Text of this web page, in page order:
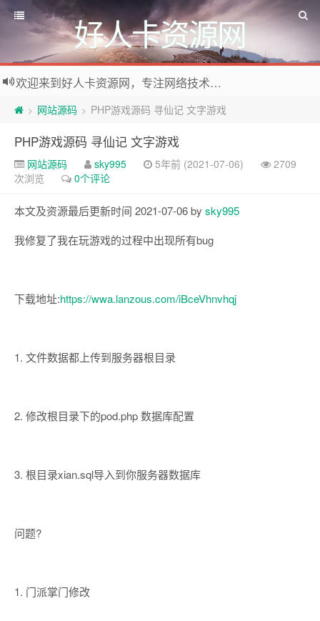
好人卡资源网
欢迎来到好人卡资源网，专注网络技术资源收集，我们不仅是网络资源的搬运工，也生产原创资源。寻找资源请留言或关注公众号:烈日下的男人
> 网站源码 > PHP游戏源码 寻仙记 文字游戏
PHP游戏源码 寻仙记 文字游戏
网站源码 sky995 5年前 (2021-07-06)
2709
次浏览
0个评论
本文及资源最后更新时间 2021-07-06 by sky995
我修复了我在玩游戏的过程中出现所有bug
下载地址:https://wwa.lanzous.com/iBceVhnvhqj
1. 文件数据都上传到服务器根目录
2. 修改根目录下的pod.php 数据库配置
3. 根目录xian.sql导入到你服务器数据库
问题?
1. 门派掌门修改